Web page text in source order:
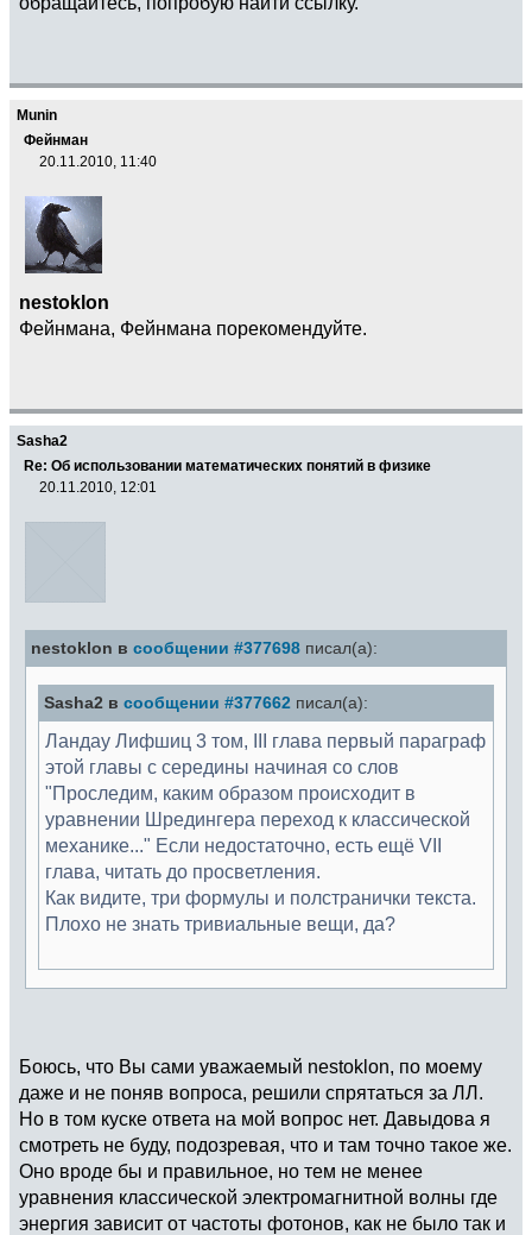
Munin
Фейнман
20.11.2010, 11:40
nestoklon
Фейнмана, Фейнмана порекомендуйте.
Sasha2
Re: Об использовании математических понятий в физике
20.11.2010, 12:01
nestoklon в сообщении #377698 писал(а):
Sasha2 в сообщении #377662 писал(а):
Ландау Лифшиц 3 том, III глава первый параграф
этой главы с середины начиная со слов
"Проследим, каким образом происходит в
уравнении Шредингера переход к классической
механике..." Если недостаточно, есть ещё VII
глава, читать до просветления.
Как видите, три формулы и полстранички текста.
Плохо не знать тривиальные вещи, да?
Боюсь, что Вы сами уважаемый nestoklon, по моему
даже и не поняв вопроса, решили спрятаться за ЛЛ.
Но в том куске ответа на мой вопрос нет. Давыдова я
смотреть не буду, подозревая, что и там точно такое же.
Оно вроде бы и правильное, но тем не менее
уравнения классической электромагнитной волны где
энергия зависит от частоты фотонов, как не было так и